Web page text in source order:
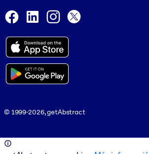
Facebook
LinkedInInstagram
© 1999-2026, getAbstract